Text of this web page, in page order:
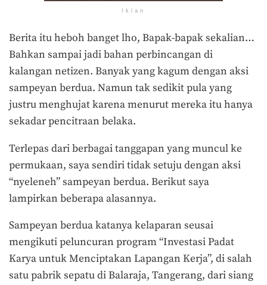
Iklan
Berita itu heboh banget lho, Bapak-bapak sekalian…
Bahkan sampai jadi bahan perbincangan di
kalangan netizen. Banyak yang kagum dengan aksi
sampeyan berdua. Namun tak sedikit pula yang
justru menghujat karena menurut mereka itu hanya
sekadar pencitraan belaka.
Terlepas dari berbagai tanggapan yang muncul ke
permukaan, saya sendiri tidak setuju dengan aksi
“nyeleneh” sampeyan berdua. Berikut saya
lampirkan beberapa alasannya.
Sampeyan berdua katanya kelaparan seusai
mengikuti peluncuran program “Investasi Padat
Karya untuk Menciptakan Lapangan Kerja”, di salah
satu pabrik sepatu di Balaraja, Tangerang, dari siang